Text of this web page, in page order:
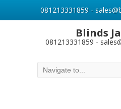
Blinds
081213331859 -
081213331859 -